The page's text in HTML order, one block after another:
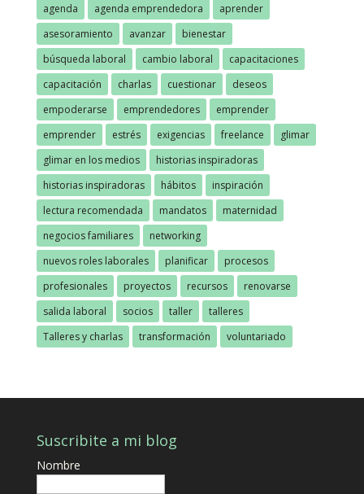
agenda agenda emprendedora
aprender
asesoramiento
avanzar
bienestar
búsqueda laboral
cambio laboral
capacitaciones
capacitación
charlas cuestionar
deseos
empoderarse
emprendedores
emprender
emprender
estrés exigencias freelance
glimar
glimar en los medios
historias inspiradoras
historias inspiradoras
hábitos
inspiración
lectura recomendada
mandatos
maternidad
negocios familiares
networking
nuevos roles laborales
planificar
procesos
profesionales
proyectos recursos
renovarse
salida laboral
socios taller
talleres
Talleres y charlas
transformación voluntariado
Suscribite a mi blog
Nombre